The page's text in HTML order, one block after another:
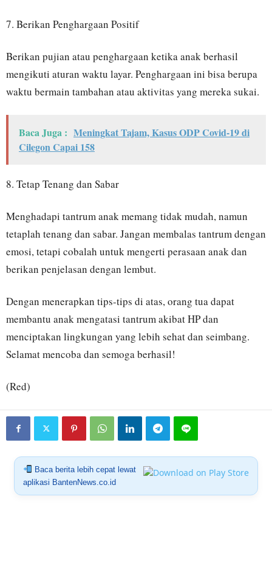
7. Berikan Penghargaan Positif
Berikan pujian atau penghargaan ketika anak berhasil
mengikuti aturan waktu layar. Penghargaan ini bisa berupa
waktu bermain tambahan atau aktivitas yang mereka sukai.
Baca Juga : Meningkat Tajam, Kasus ODP Covid-19 di
Cilegon Capai 158
8. Tetap Tenang dan Sabar
Menghadapi tantrum anak memang tidak mudah, namun
tetaplah tenang dan sabar. Jangan membalas tantrum dengan
emosi, tetapi cobalah untuk mengerti perasaan anak dan
berikan penjelasan dengan lembut.
Dengan menerapkan tips-tips di atas, orang tua dapat
membantu anak mengatasi tantrum akibat HP dan
menciptakan lingkungan yang lebih sehat dan seimbang.
Selamat mencoba dan semoga berhasil!
(Red)
Baca berita lebih cepat lewat
aplikasi BantenNews.co.id